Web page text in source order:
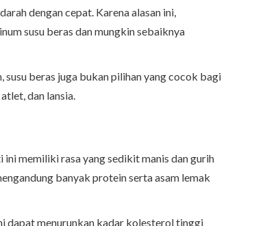
dengan cepat. Karena alasan ini,
susu beras dan mungkin sebaiknya
beras juga bukan pilihan yang cocok bagi
dan lansia.
ini memiliki rasa yang sedikit manis dan gurih
banyak protein serta asam lemak
dapat menurunkan kadar kolesterol tinggi